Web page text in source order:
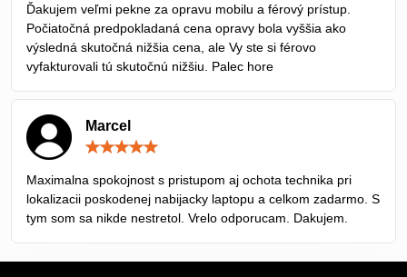
5
Ďakujem veľmi pekne za opravu mobilu a férový prístup.
Počiatočná predpokladaná cena opravy bola vyššia ako
výsledná skutočná nižšia cena, ale Vy ste si férovo
vyfakturovali tú skutočnú nižšiu. Palec hore
Marcel
5
Maximalna spokojnost s pristupom aj ochota technika pri
lokalizacii poskodenej nabijacky laptopu a celkom zadarmo. S
tym som sa nikde nestretol. Vrelo odporucam. Dakujem.